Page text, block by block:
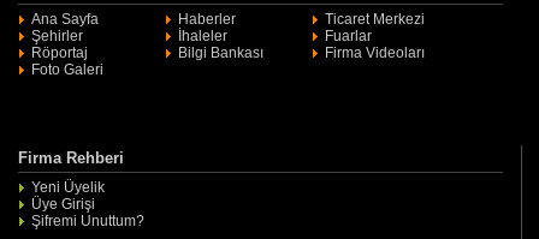
Ana Sayfa Haberler
Ticaret Merkezi
Şehirler
İhaleler
Fuarlar
Röportaj
Bilgi Bankası
Firma Videoları
Foto Galeri
Firma Rehberi
Yeni Üyelik
Üye Girişi
Şifremi Unuttum?